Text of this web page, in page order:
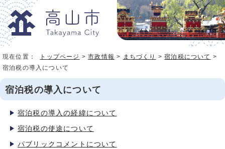
現在位置： トップページ >市政情報 > まちづくり >宿泊税について >
宿泊税の導入について
宿泊税の導入について
宿泊税の導入の経緯について
宿泊税の使途について
パブリックコメントについて